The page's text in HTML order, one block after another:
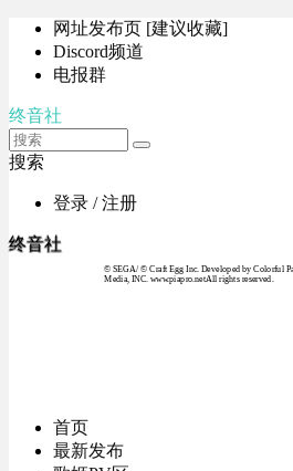
网址发布页 [建议收藏]
Discord频道
电报群
终音社
搜索
登录 / 注册
终音社
© SEGA / © Craft Egg Inc. Developed by Colorful
Media, INC. www.piapro.netAll rights reserved.
首页
最新发布